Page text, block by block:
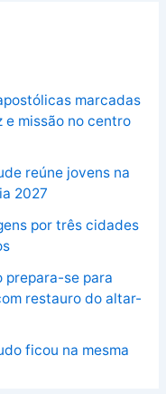
marcadas
missão no centro
reúne jovens na
2027
por três cidades
prepara-se para
restauro do altar-
ficou na mesma